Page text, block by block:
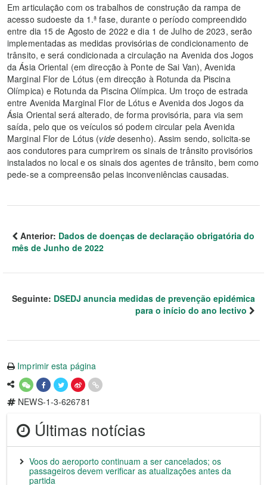
Em articulação com os trabalhos de construção da rampa de
acesso sudoeste da 1.ª fase, durante o período compreendido
entre dia 15 de Agosto de 2022 e dia 1 de Julho de 2023, serão
implementadas as medidas provisórias de condicionamento de
trânsito, e será condicionada a circulação na Avenida dos Jogos
da Ásia Oriental (em direcção à Ponte de Sai Van), Avenida
Marginal Flor de Lótus (em direcção à Rotunda da Piscina
Olímpica) e Rotunda da Piscina Olímpica. Um troço de estrada
entre Avenida Marginal Flor de Lótus e Avenida dos Jogos da
Ásia Oriental será alterado, de forma provisória, para via sem
saída, pelo que os veículos só podem circular pela Avenida
Marginal Flor de Lótus (videdesenho). Assim sendo, solicita-se
aos condutores para cumprirem os sinais de trânsito provisórios
instalados no local e os sinais dos agentes de trânsito, bem como
pede-se a compreensão pelas inconveniências causadas.
Anterior: Dados de doenças de declaração obrigatória do
mês de Junho de 2022
Seguinte: DSEDJ anuncia medidas de prevenção epidémica
para o início do ano lectivo
Imprimir esta página
NEWS-1-3-626781
Últimas notícias
Voos do aeroporto continuam a ser cancelados; os
passageiros devem verificar as atualizações antes da
partida